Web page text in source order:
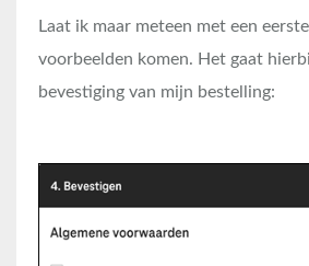
Laat ik maar meteen met een
voorbeelden komen. Het gaat
bevestiging van mijn bestelling: